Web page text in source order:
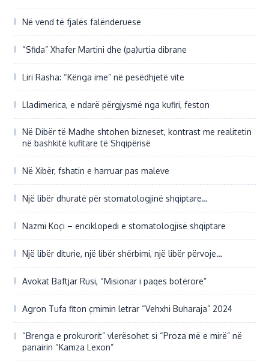
Në vend të fjalës falënderuese
“Sfida” Xhafer Martini dhe (pa)urtia dibrane
Liri Rasha: “Kënga ime” në pesëdhjetë vite
Lladimerica, e ndarë përgjysmë nga kufiri, feston
Në Dibër të Madhe shtohen bizneset, kontrast me realitetin
në bashkitë kufitare të Shqipërisë
Në Xibër, fshatin e harruar pas maleve
Një libër dhuratë për stomatologjinë shqiptare…
Nazmi Koçi – enciklopedi e stomatologjisë shqiptare
Një libër diturie, një libër shërbimi, një libër përvoje…
Avokat Baftjar Rusi, “Misionar i paqes botërore”
Agron Tufa fiton çmimin letrar “Vehxhi Buharaja” 2024
“Brenga e prokurorit” vlerësohet si “Proza më e mirë” në
panairin “Kamza Lexon”